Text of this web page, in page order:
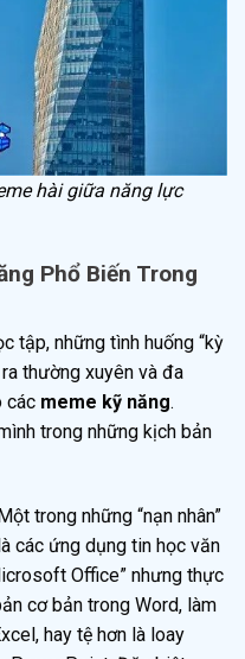
hài giữa năng lực
Phổ Biến Trong
tập, những tình huống “kỳ
thường xuyên và đa
các meme kỹ năng.
trong những kịch bản
trong những “nạn nhân”
là các ứng dụng tin học văn
Office” nhưng thực
cơ bản trong Word, làm
hay tệ hơn là loay